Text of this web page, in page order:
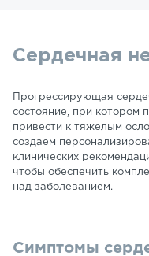
Сердечная
Прогрессирующая
состояние, при котором
привести к тяжелым
создаем
клинических
чтобы обеспечить
над заболеванием.
Симптомы